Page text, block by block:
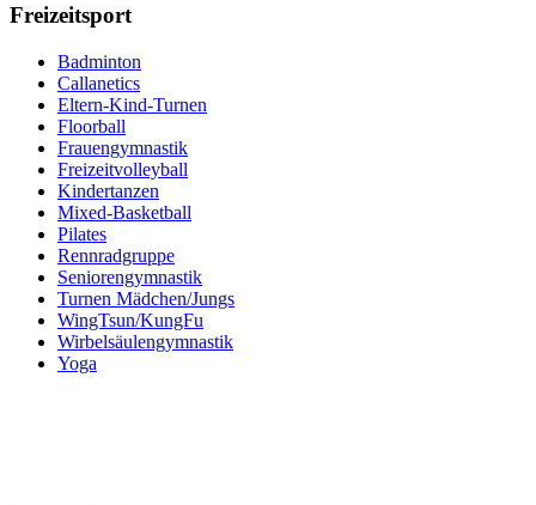
Freizeitsport
Badminton
Callanetics
Eltern-Kind-Turnen
Floorball
Frauengymnastik
Freizeitvolleyball
Kindertanzen
Mixed-Basketball
Pilates
Rennradgruppe
Seniorengymnastik
Turnen Mädchen/Jungs
WingTsun/KungFu
Wirbelsäulengymnastik
Yoga